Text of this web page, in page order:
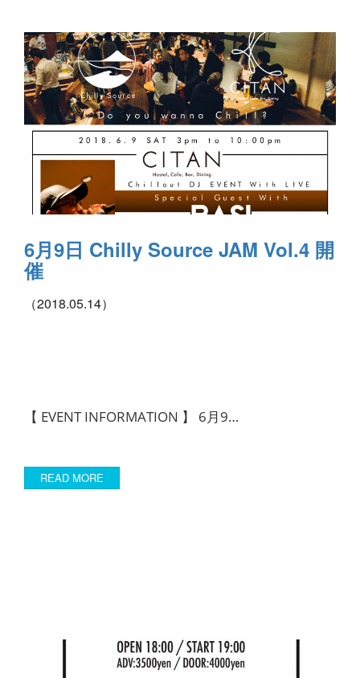
6月9日 Chilly Source JAM Vol.4 開
催
（2018.05.14）
【 EVENT INFORMATION 】 6月9…
READ MORE